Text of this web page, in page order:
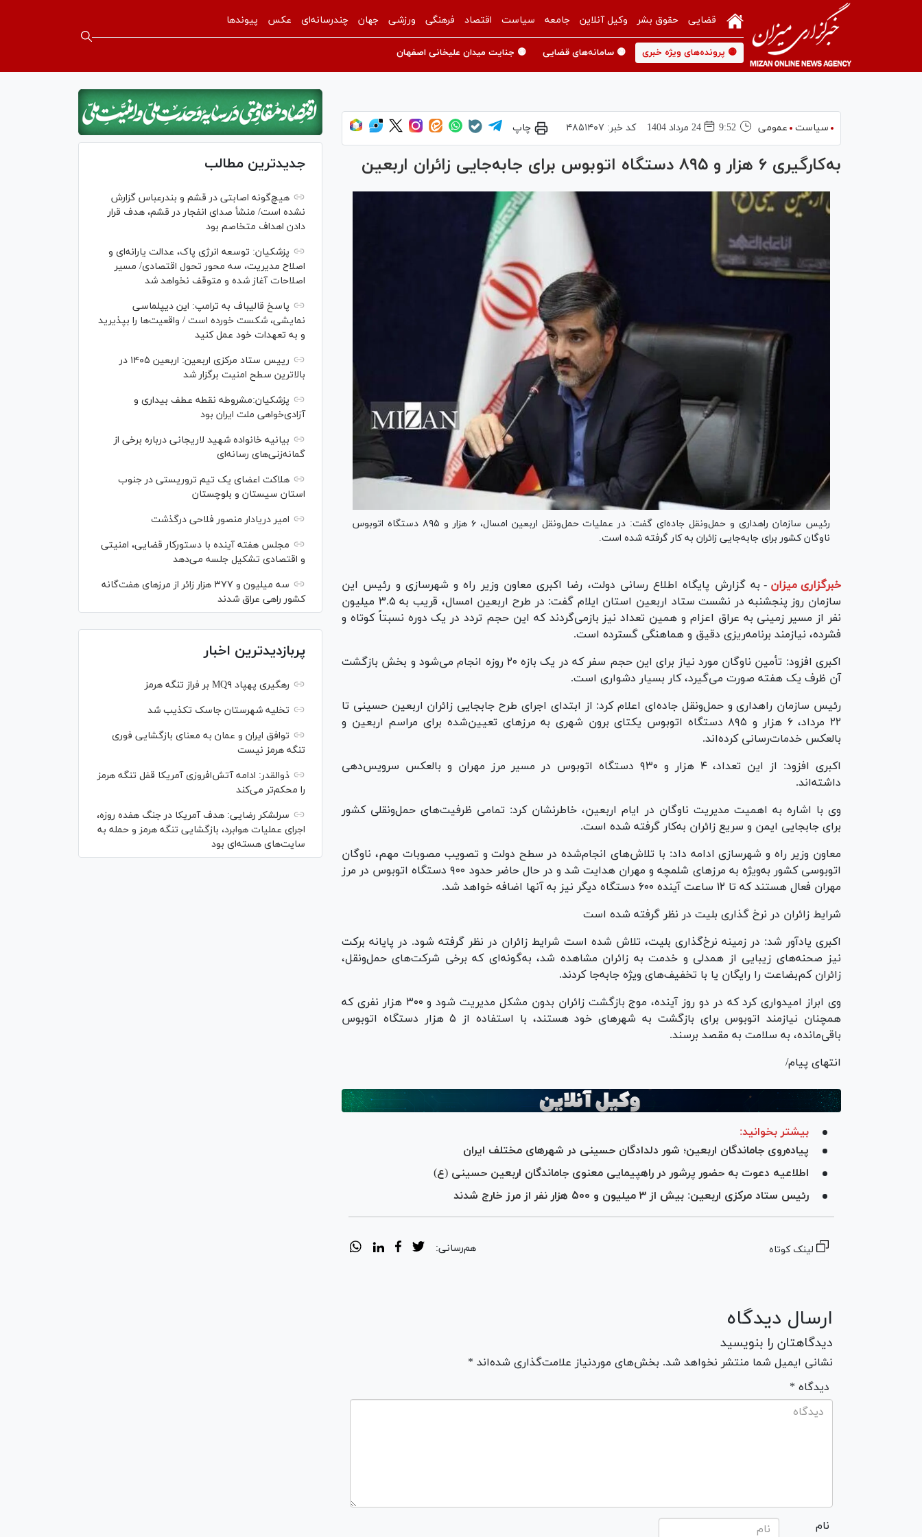
قضایی حقوق بشر وکیل آنلاین جامعه سیاست اقتصاد فرهنگی ورزشی جهان چندرسانه‌ای عکس پیوندها
🟡 پرونده‌های ویژه خبری 🟡 سامانه‌های قضایی 🟡 جنایت میدان علیخانی اصفهان
سیاست عمومی 9:52 24 مرداد 1404 کد خبر: ۴۸۵۱۴۰۷ چاپ
به‌کارگیری ۶ هزار و ۸۹۵ دستگاه اتوبوس برای جابه‌جایی زائران اربعین
رئیس سازمان راهداری و حمل‌ونقل جاده‌ای گفت: در عملیات حمل‌ونقل اربعین امسال، ۶ هزار و ۸۹۵ دستگاه اتوبوس
ناوگان کشور برای جابه‌جایی زائران به کار گرفته شده است.
خبرگزاری میزان - به گزارش پایگاه اطلاع رسانی دولت، رضا اکبری معاون وزیر راه و شهرسازی و رئیس این
سازمان روز پنجشنبه در نشست ستاد اربعین استان ایلام گفت: در طرح اربعین امسال، قریب به ۳.۵ میلیون
نفر از مسیر زمینی به عراق اعزام و همین تعداد نیز بازمی‌گردند که این حجم تردد در یک دوره نسبتاً کوتاه و
فشرده، نیازمند برنامه‌ریزی دقیق و هماهنگی گسترده است.
اکبری افزود: تأمین ناوگان مورد نیاز برای این حجم سفر که در یک بازه ۲۰ روزه انجام می‌شود و بخش بازگشت
آن ظرف یک هفته صورت می‌گیرد، کار بسیار دشواری است.
رئیس سازمان راهداری و حمل‌ونقل جاده‌ای اعلام کرد: از ابتدای اجرای طرح جابجایی زائران اربعین حسینی تا
۲۲ مرداد، ۶ هزار و ۸۹۵ دستگاه اتوبوس یکتای برون شهری به مرز‌های تعیین‌شده برای مراسم اربعین و
بالعکس خدمات‌رسانی کرده‌اند.
اکبری افزود: از این تعداد، ۴ هزار و ۹۳۰ دستگاه اتوبوس در مسیر مرز مهران و بالعکس سرویس‌دهی
داشته‌اند.
وی با اشاره به اهمیت مدیریت ناوگان در ایام اربعین، خاطرنشان کرد: تمامی ظرفیت‌های حمل‌ونقلی کشور
برای جابجایی ایمن و سریع زائران به‌کار گرفته شده است.
معاون وزیر راه و شهرسازی ادامه داد: با تلاش‌های انجام‌شده در سطح دولت و تصویب مصوبات مهم، ناوگان
اتوبوسی کشور به‌ویژه به مرز‌های شلمچه و مهران هدایت شد و در حال حاضر حدود ۹۰۰ دستگاه اتوبوس در مرز
مهران فعال هستند که تا ۱۲ ساعت آینده ۶۰۰ دستگاه دیگر نیز به آنها اضافه خواهد شد.
شرایط زائران در نرخ گذاری بلیت در نظر گرفته شده است
اکبری یادآور شد: در زمینه نرخ‌گذاری بلیت، تلاش شده است شرایط زائران در نظر گرفته شود. در پایانه برکت
نیز صحنه‌های زیبایی از همدلی و خدمت به زائران مشاهده شد، به‌گونه‌ای که برخی شرکت‌های حمل‌ونقل،
زائران کم‌بضاعت را رایگان یا با تخفیف‌های ویژه جابه‌جا کردند.
وی ابراز امیدواری کرد که در دو روز آینده، موج بازگشت زائران بدون مشکل مدیریت شود و ۳۰۰ هزار نفری که
همچنان نیازمند اتوبوس برای بازگشت به شهر‌های خود هستند، با استفاده از ۵ هزار دستگاه اتوبوس
باقی‌مانده، به سلامت به مقصد برسند.
انتهای پیام/
بیشتر بخوانید:
پیاده‌روی جاماندگان اربعین؛ شور دلدادگان حسینی در شهرهای مختلف ایران
اطلاعیه دعوت به حضور پرشور در راهپیمایی معنوی جاماندگان اربعین حسینی (ع)
رئیس ستاد مرکزی اربعین: بیش از ۳ میلیون و ۵۰۰ هزار نفر از مرز خارج شدند
لینک کوتاه هم‌رسانی:
ارسال دیدگاه
دیدگاهتان را بنویسید
نشانی ایمیل شما منتشر نخواهد شد. بخش‌های موردنیاز علامت‌گذاری شده‌اند *
* دیدگاه
نام
جدیدترین مطالب
هیچ‌گونه اصابتی در قشم و بندرعباس گزارش
نشده است/ منشأ صدای انفجار در قشم، هدف قرار
دادن اهداف متخاصم بود
پزشکیان: توسعه انرژی پاک، عدالت یارانه‌ای و
اصلاح مدیریت، سه محور تحول اقتصادی/ مسیر
اصلاحات آغاز شده و متوقف نخواهد شد
پاسخ قالیباف به ترامپ: این دیپلماسی
نمایشی، شکست خورده است / واقعیت‌ها را بپذیرید
و به تعهدات خود عمل کنید
رییس ستاد مرکزی اربعین: اربعین ۱۴۰۵ در
بالاترین سطح امنیت برگزار شد
پزشکیان:مشروطه نقطه عطف بیداری و
آزادی‌خواهی ملت ایران بود
بیانیه خانواده شهید لاریجانی درباره برخی از
گمانه‌زنی‌های رسانه‌ای
هلاکت اعضای یک تیم تروریستی در جنوب
استان سیستان و بلوچستان
امیر دریادار منصور فلاحی درگذشت
مجلس هفته آینده با دستورکار قضایی، امنیتی
و اقتصادی تشکیل جلسه می‌دهد
سه میلیون و ۳۷۷ هزار زائر از مرز‌های هفت‌گانه
کشور راهی عراق شدند
پربازدیدترین اخبار
رهگیری پهپاد MQ۹ بر فراز تنگه هرمز
تخلیه شهرستان جاسک تکذیب شد
توافق ایران و عمان به معنای بازگشایی فوری
تنگه هرمز نیست
ذوالقدر: ادامه آتش‌افروزی آمریکا قفل تنگه هرمز
را محکم‌تر می‌کند
سرلشکر رضایی: هدف آمریکا در جنگ هفده روزه،
اجرای عملیات هوابرد، بازگشایی تنگه هرمز و حمله به
سایت‌های هسته‌ای بود